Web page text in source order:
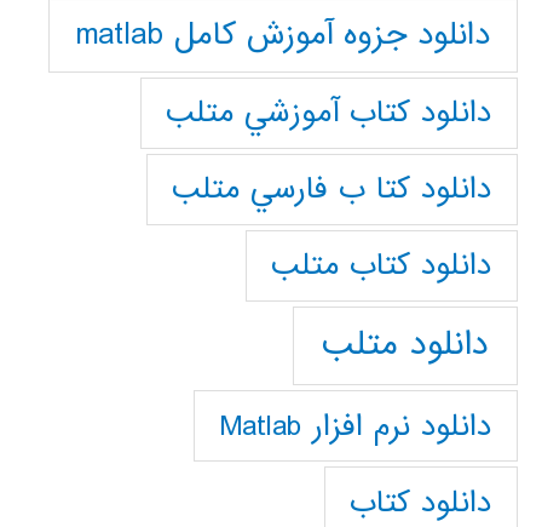
دانلود جزوه آموزش کامل matlab
دانلود كتاب آموزشي متلب
دانلود كتا ب فارسي متلب
دانلود كتاب متلب
دانلود متلب
دانلود نرم افزار Matlab
دانلود کتاب